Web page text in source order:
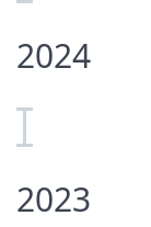
2024
2023